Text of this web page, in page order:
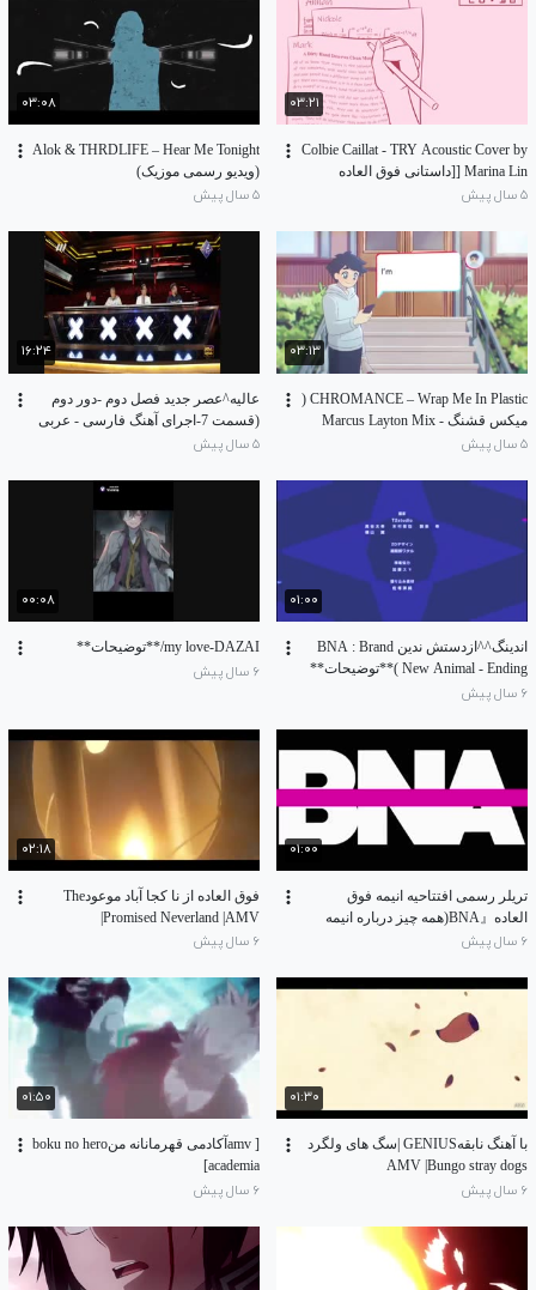
۰۳:۲۱
Colbie Caillat - TRY Acoustic Cover by
Marina Lin [[داستانی فوق العاده
توضیحات حتماا]]
۵ سال پیش
۰۳:۰۸
Alok & THRDLIFE – Hear Me Tonight
(ویدیو رسمی موزیک)
۵ سال پیش
۰۳:۱۳
CHROMANCE – Wrap Me In Plastic (
میکس قشنگ - Marcus Layton Mix
۵ سال پیش
۱۶:۲۴
عالیه^عصر جدید فصل دوم -دور دوم
(قسمت 7-اجرای آهنگ فارسی - عربی
عصر یخبندان
۵ سال پیش
۰۱:۰۰
اندینگ^^ازدستش ندین BNA : Brand
New Animal - Ending )**توضیحات**
۶ سال پیش
۰۰:۰۸
my love-DAZAI/**توضیحات**
۶ سال پیش
۰۱:۰۰
تریلر رسمی افتتاحیه انیمه فوق
العاده『BNA(همه چیز درباره انیمه
زیبای BNA
۶ سال پیش
۰۲:۱۸
فوق العاده از نا کجا آباد موعودThe
Promised Neverland |AMV|
۶ سال پیش
۰۱:۳۰
با آهنگ نابقهGENIUS |سگ های ولگرد
AMV |Bungo stray dogs
۶ سال پیش
۰۱:۵۰
[ amvآکادمی قهرمانانه منboku no hero
academia]
۶ سال پیش